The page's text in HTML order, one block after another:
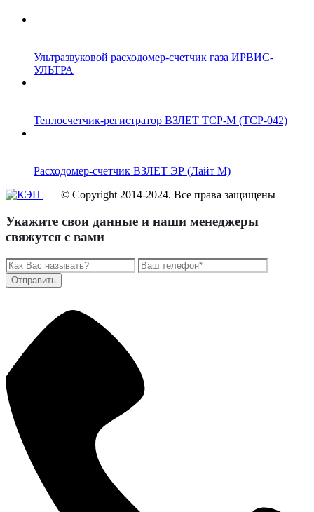
Ультразвуковой расходомер-счетчик газа ИРВИС-
УЛЬТРА
Теплосчетчик-регистратор ВЗЛЕТ ТСР-М (ТСР-042)
Расходомер-счетчик ВЗЛЕТ ЭР (Лайт М)
© Copyright 2014-2024. Все права защищены
Укажите свои данные и наши менеджеры
свяжутся с вами
Отправить